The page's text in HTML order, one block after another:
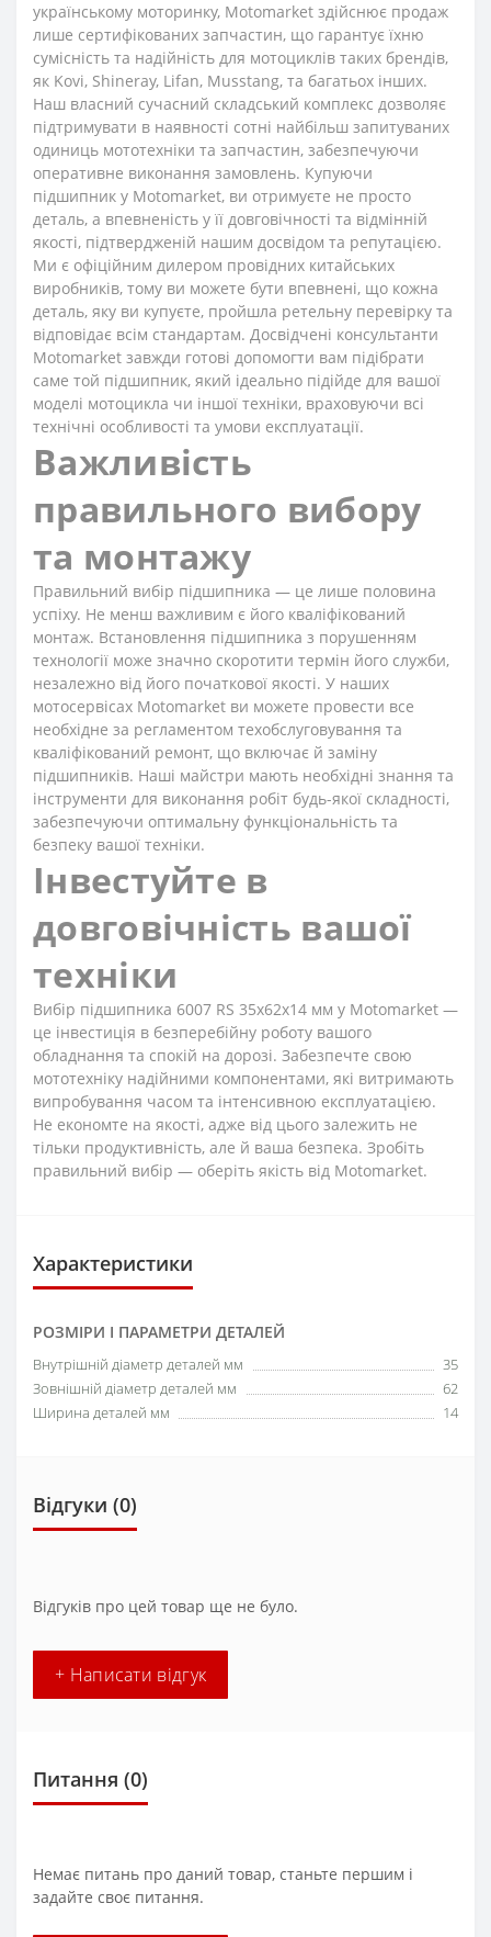
українському моторинку, Motomarket здійснює продаж
лише сертифікованих запчастин, що гарантує їхню
сумісність та надійність для мотоциклів таких брендів,
як Kovi, Shineray, Lifan, Musstang, та багатьох інших.
Наш власний сучасний складський комплекс дозволяє
підтримувати в наявності сотні найбільш запитуваних
одиниць мототехніки та запчастин, забезпечуючи
оперативне виконання замовлень. Купуючи
підшипник у Motomarket, ви отримуєте не просто
деталь, а впевненість у її довговічності та відмінній
якості, підтвердженій нашим досвідом та репутацією.
Ми є офіційним дилером провідних китайських
виробників, тому ви можете бути впевнені, що кожна
деталь, яку ви купуєте, пройшла ретельну перевірку та
відповідає всім стандартам. Досвідчені консультанти
Motomarket завжди готові допомогти вам підібрати
саме той підшипник, який ідеально підійде для вашої
моделі мотоцикла чи іншої техніки, враховуючи всі
технічні особливості та умови експлуатації.
Важливість
правильного вибору
та монтажу
Правильний вибір підшипника — це лише половина
успіху. Не менш важливим є його кваліфікований
монтаж. Встановлення підшипника з порушенням
технології може значно скоротити термін його служби,
незалежно від його початкової якості. У наших
мотосервісах Motomarket ви можете провести все
необхідне за регламентом техобслуговування та
кваліфікований ремонт, що включає й заміну
підшипників. Наші майстри мають необхідні знання та
інструменти для виконання робіт будь-якої складності,
забезпечуючи оптимальну функціональність та
безпеку вашої техніки.
Інвестуйте в
довговічність вашої
техніки
Вибір підшипника 6007 RS 35x62x14 мм у Motomarket —
це інвестиція в безперебійну роботу вашого
обладнання та спокій на дорозі. Забезпечте свою
мототехніку надійними компонентами, які витримають
випробування часом та інтенсивною експлуатацією.
Не економте на якості, адже від цього залежить не
тільки продуктивність, але й ваша безпека. Зробіть
правильний вибір — оберіть якість від Motomarket.
Характеристики
РОЗМІРИ І ПАРАМЕТРИ ДЕТАЛЕЙ
Внутрішній діаметр деталей мм
35
Зовнішній діаметр деталей мм
62
Ширина деталей мм
14
Відгуки (0)
Відгуків про цей товар ще не було.
+ Написати відгук
Питання (0)
Немає питань про даний товар, станьте першим і
задайте своє питання.